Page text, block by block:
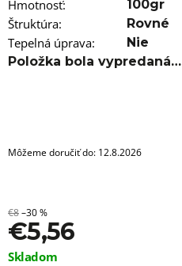
Hmotnosť: 100gr
Štruktúra: Rovné
Tepelná úprava:
Nie
Položka bola vypredaná…
Môžeme doručiť do: 12.8.2026
€8–30 %
€5,56
Jednotková
Skladom
e
FARBA
NA
€13,96